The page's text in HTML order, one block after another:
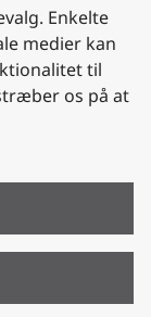
Enkelte
medier kan
til
os på at